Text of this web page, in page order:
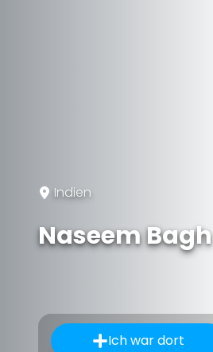
Indien
Naseem Bagh
Ich war dort